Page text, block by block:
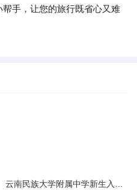
手，让您的旅行既省心又难